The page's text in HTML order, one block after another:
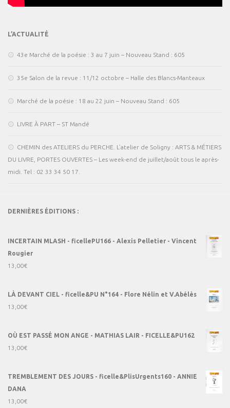
L’ACTUALITÉ
43e Marché de la poésie : 3 au 7 juin – Nouveau Stand : 605
35e Salon de la revue : 11/12 octobre – Halle des Blancs-Manteaux
Marché de la poésie : 18 au 22 juin – Nouveau Stand : 605
LIVRE À PART – ST Mandé
CHEMIN des ATELIERS du PERCHE. L’atelier de Soligny : ARTS & MÉTIERS
DU LIVRE, PORTES OUVERTES – Les week-end de juillet/août tous le après-
midi. Tel : 02 33 34 50 17.
DERNIÈRES ÉDITIONS :
INCERTAIN MLASH - ficellePU166 - Alexis Pelletier - Vincent
Rougier
13,00€
LÀ DEVANT CIEL - ficelle&PU N°164 - Flore Nélin et V.Abélès
13,00€
OÙ EST PASSÉ MON ANGE - MATHIAS LAIR - FICELLE&PU162
13,00€
TREMBLEMENT DES JOURS - ficelle&PlisUrgents160 - ANNIE
DANA
13,00€